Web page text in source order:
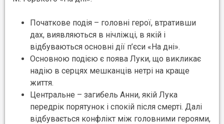
Початкове подія – головні герої, втративши
дах, виявляються в нічліжці, в якій і
відбуваються основні дії п’єси «На дні».
Основною подією є поява Луки, що викликає
надію в серцях мешканців нетрі на краще
життя.
Центральне – загибель Анни, якій Лука
передрік порятунок і спокій після смерті. Далі
відбувається конфлікт між головними героями,